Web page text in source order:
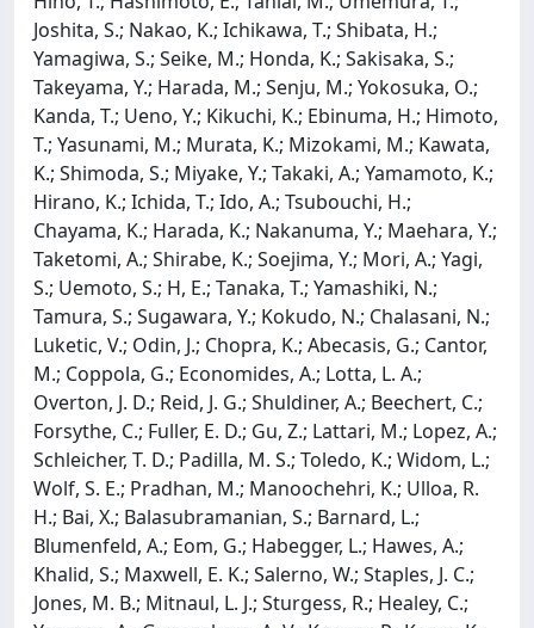
Joshita, S.; Nakao, K.; Ichikawa, T.; Shibata, H.;
Yamagiwa, S.; Seike, M.; Honda, K.; Sakisaka, S.;
Takeyama, Y.; Harada, M.; Senju, M.; Yokosuka, O.;
Kanda, T.; Ueno, Y.; Kikuchi, K.; Ebinuma, H.; Himoto,
T.; Yasunami, M.; Murata, K.; Mizokami, M.; Kawata,
K.; Shimoda, S.; Miyake, Y.; Takaki, A.; Yamamoto, K.;
Hirano, K.; Ichida, T.; Ido, A.; Tsubouchi, H.;
Chayama, K.; Harada, K.; Nakanuma, Y.; Maehara, Y.;
Taketomi, A.; Shirabe, K.; Soejima, Y.; Mori, A.; Yagi,
S.; Uemoto, S.; H, E.; Tanaka, T.; Yamashiki, N.;
Tamura, S.; Sugawara, Y.; Kokudo, N.; Chalasani, N.;
Luketic, V.; Odin, J.; Chopra, K.; Abecasis, G.; Cantor,
M.; Coppola, G.; Economides, A.; Lotta, L. A.;
Overton, J. D.; Reid, J. G.; Shuldiner, A.; Beechert, C.;
Forsythe, C.; Fuller, E. D.; Gu, Z.; Lattari, M.; Lopez, A.;
Schleicher, T. D.; Padilla, M. S.; Toledo, K.; Widom, L.;
Wolf, S. E.; Pradhan, M.; Manoochehri, K.; Ulloa, R.
H.; Bai, X.; Balasubramanian, S.; Barnard, L.;
Blumenfeld, A.; Eom, G.; Habegger, L.; Hawes, A.;
Khalid, S.; Maxwell, E. K.; Salerno, W.; Staples, J. C.;
Jones, M. B.; Mitnaul, L. J.; Sturgess, R.; Healey, C.;